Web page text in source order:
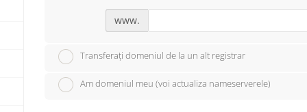
www.
Transferați domeniul de la un alt registrar
Am domeniul meu (voi actualiza nameserverele)